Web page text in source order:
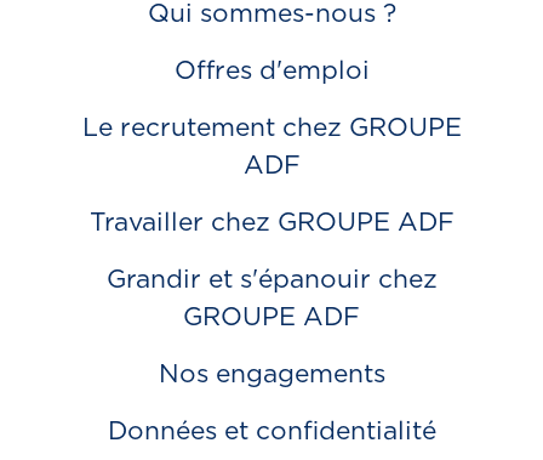
Qui sommes-nous ?
Offres d'emploi
Le recrutement chez GROUPE
ADF
Travailler chez GROUPE ADF
Grandir et s'épanouir chez
GROUPE ADF
Nos engagements
Données et confidentialité